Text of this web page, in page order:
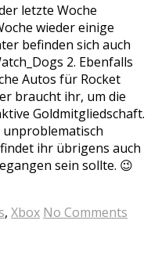
letzte Woche
wieder einige
befinden sich auch
2. Ebenfalls
Autos für Rocket
braucht ihr, um die
Goldmitgliedschaft.
unproblematisch
ihr übrigens auch
sein sollte. 😉
, Xbox No Comments